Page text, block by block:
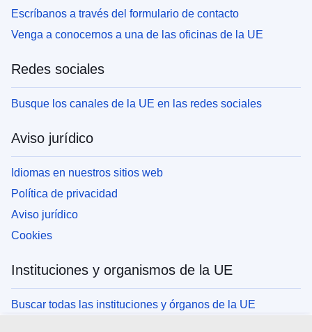
Escríbanos a través del formulario de contacto
Venga a conocernos a una de las oficinas de la UE
Redes sociales
Busque los canales de la UE en las redes sociales
Aviso jurídico
Idiomas en nuestros sitios web
Política de privacidad
Aviso jurídico
Cookies
Instituciones y organismos de la UE
Buscar todas las instituciones y órganos de la UE